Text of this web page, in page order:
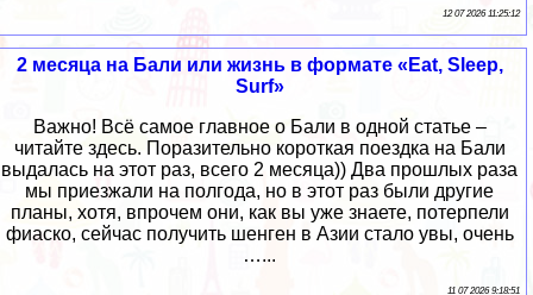
12 07 2026 11:25:12
2 месяца на Бали или жизнь в формате «Eat, Sleep,
Surf»
Важно! Всё самое главное о Бали в одной статье –
читайте здесь. Поразительно короткая поездка на Бали
выдалась на этот раз, всего 2 месяца)) Два прошлых раза
мы приезжали на полгода, но в этот раз были другие
планы, хотя, впрочем они, как вы уже знаете, потерпели
фиаско, сейчас получить шенген в Азии стало увы, очень
…...
11 07 2026 9:18:51